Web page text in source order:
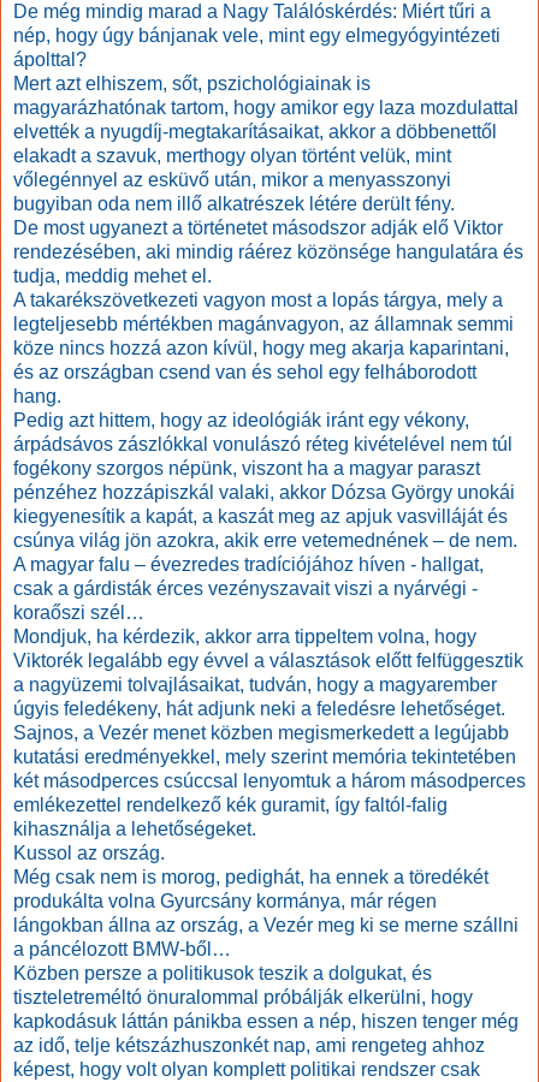
De még mindig marad a Nagy Találóskérdés: Miért tűri a
nép, hogy úgy bánjanak vele, mint egy elmegyógyintézeti
ápolttal?
Mert azt elhiszem, sőt, pszichológiainak is
magyarázhatónak tartom, hogy amikor egy laza mozdulattal
elvették a nyugdíj-megtakarításaikat, akkor a döbbenettől
elakadt a szavuk, merthogy olyan történt velük, mint
vőlegénnyel az esküvő után, mikor a menyasszonyi
bugyiban oda nem illő alkatrészek létére derült fény.
De most ugyanezt a történetet másodszor adják elő Viktor
rendezésében, aki mindig ráérez közönsége hangulatára és
tudja, meddig mehet el.
A takarékszövetkezeti vagyon most a lopás tárgya, mely a
legteljesebb mértékben magánvagyon, az államnak semmi
köze nincs hozzá azon kívül, hogy meg akarja kaparintani,
és az országban csend van és sehol egy felháborodott
hang.
Pedig azt hittem, hogy az ideológiák iránt egy vékony,
árpádsávos zászlókkal vonulászó réteg kivételével nem túl
fogékony szorgos népünk, viszont ha a magyar paraszt
pénzéhez hozzápiszkál valaki, akkor Dózsa György unokái
kiegyenesítik a kapát, a kaszát meg az apjuk vasvilláját és
csúnya világ jön azokra, akik erre vetemednének – de nem.
A magyar falu – évezredes tradíciójához híven - hallgat,
csak a gárdisták érces vezényszavait viszi a nyárvégi -
koraőszi szél…
Mondjuk, ha kérdezik, akkor arra tippeltem volna, hogy
Viktorék legalább egy évvel a választások előtt felfüggesztik
a nagyüzemi tolvajlásaikat, tudván, hogy a magyarember
úgyis feledékeny, hát adjunk neki a feledésre lehetőséget.
Sajnos, a Vezér menet közben megismerkedett a legújabb
kutatási eredményekkel, mely szerint memória tekintetében
két másodperces csúccsal lenyomtuk a három másodperces
emlékezettel rendelkező kék guramit, így faltól-falig
kihasználja a lehetőségeket.
Kussol az ország.
Még csak nem is morog, pedighát, ha ennek a töredékét
produkálta volna Gyurcsány kormánya, már régen
lángokban állna az ország, a Vezér meg ki se merne szállni
a páncélozott BMW-ből…
Közben persze a politikusok teszik a dolgukat, és
tiszteletreméltó önuralommal próbálják elkerülni, hogy
kapkodásuk láttán pánikba essen a nép, hiszen tenger még
az idő, telje kétszázhuszonkét nap, ami rengeteg ahhoz
képest, hogy volt olyan komplett politikai rendszer csak